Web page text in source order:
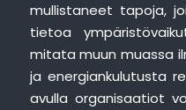
mullistaneet tapoja,
tietoa
mitata muun muassa
ja energiankulutusta
avulla organisaatiot